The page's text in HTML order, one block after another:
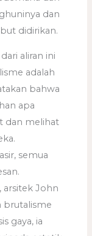
dan
didirikan.
aliran ini
adalah
bahwa
apa
dan melihat
semua
arsitek John
brutalisme
gaya, ia